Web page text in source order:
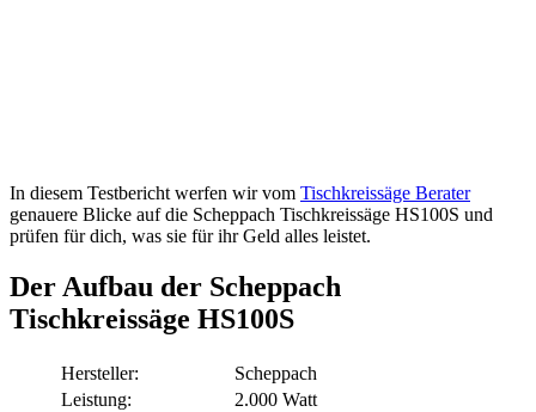
In diesem Testbericht werfen wir vom Tischkreissäge Berater
genauere Blicke auf die Scheppach Tischkreissäge HS100S und
prüfen für dich, was sie für ihr Geld alles leistet.
Der Aufbau der Scheppach
Tischkreissäge HS100S
Hersteller:
Scheppach
Leistung:
2.000 Watt